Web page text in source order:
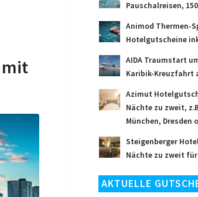
mit
Pauschalreisen,
Animod Thermen-
Hotelgutscheine
AIDA Traumstart
Karibik-Kreuzfahrt
Azimut
Nächte zu zweit,
München, Dresden
Steigenberger
Nächte zu zweit für
AKTUELLE